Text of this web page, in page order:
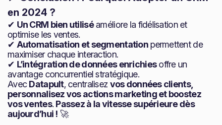
en 2024 ?
✔ Un CRM bien utiliséaméliore la fidélisation et
optimise les ventes.
✔ Automatisation et segmentationpermettent de
maximiser chaque interaction.
✔ L’intégration de données enrichiesoffre un
avantage concurrentiel stratégique.
AvecDatapult, centralisez vos données clients,
personnalisez vos actions marketing et boostez
vos ventes. Passez à la vitesse supérieure dès
aujourd’hui ! 🚀